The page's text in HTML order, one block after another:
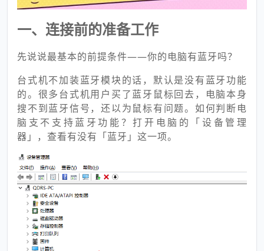
一、连接前的准备工作
先说说最基本的前提条件——你的电脑有蓝牙吗？
台式机不加装蓝牙模块的话，默认是没有蓝牙功能
的。很多台式机用户买了蓝牙鼠标回去，电脑本身
搜不到蓝牙信号，还以为鼠标有问题。如何判断电
脑支不支持蓝牙功能？打开电脑的
「设备管理
器 」，查看有没有「蓝牙」这一项。